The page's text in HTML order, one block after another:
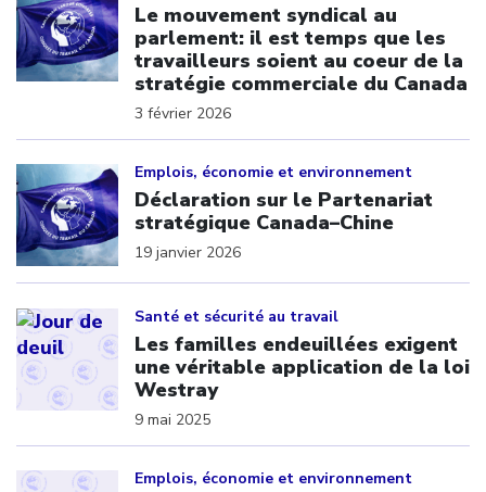
Le mouvement syndical au
parlement: il est temps que les
travailleurs soient au coeur de la
stratégie commerciale du Canada
3 février 2026
Emplois, économie et environnement
Déclaration sur le Partenariat
stratégique Canada–Chine
19 janvier 2026
Santé et sécurité au travail
Les familles endeuillées exigent
une véritable application de la loi
Westray
9 mai 2025
Emplois, économie et environnement